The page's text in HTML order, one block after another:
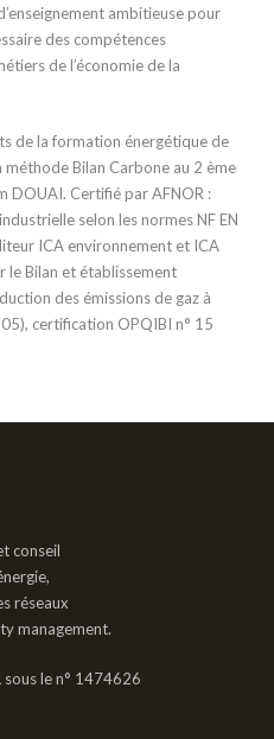
ambitieuse pour
des compétences
de l’économie de la
de la formation énergétique de
Bilan Carbone au 2 ème
DOUAI. Certifié par AFNOR :
selon les normes NF EN
ICA environnement et ICA
le Bilan et établissement
des émissions de gaz à
certification OPQIBI n° 15
conseil
réseaux
management.
sous le n° 1474626